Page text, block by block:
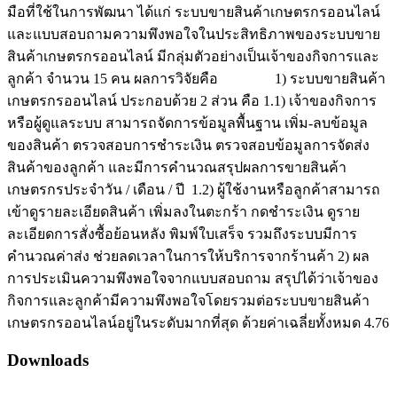
มือที่ใช้ในการพัฒนา ได้แก่ ระบบขายสินค้าเกษตรกรออนไลน์
และแบบสอบถามความพึงพอใจในประสิทธิภาพของระบบขาย
สินค้าเกษตรกรออนไลน์ มีกลุ่มตัวอย่างเป็นเจ้าของกิจการและ
ลูกค้า จำนวน 15 คน ผลการวิจัยคือ 1) ระบบขายสินค้า
เกษตรกรออนไลน์ ประกอบด้วย 2 ส่วน คือ 1.1) เจ้าของกิจการ
หรือผู้ดูแลระบบ สามารถจัดการข้อมูลพื้นฐาน เพิ่ม-ลบข้อมูล
ของสินค้า ตรวจสอบการชำระเงิน ตรวจสอบข้อมูลการจัดส่ง
สินค้าของลูกค้า และมีการคำนวณสรุปผลการขายสินค้า
เกษตรกรประจำวัน / เดือน / ปี 1.2) ผู้ใช้งานหรือลูกค้าสามารถ
เข้าดูรายละเอียดสินค้า เพิ่มลงในตะกร้า กดชำระเงิน ดูราย
ละเอียดการสั่งซื้อย้อนหลัง พิมพ์ใบเสร็จ รวมถึงระบบมีการ
คำนวณค่าส่ง ช่วยลดเวลาในการให้บริการจากร้านค้า 2) ผล
การประเมินความพึงพอใจจากแบบสอบถาม สรุปได้ว่าเจ้าของ
กิจการและลูกค้ามีความพึงพอใจโดยรวมต่อระบบขายสินค้า
เกษตรกรออนไลน์อยู่ในระดับมากที่สุด ด้วยค่าเฉลี่ยทั้งหมด 4.76
Downloads